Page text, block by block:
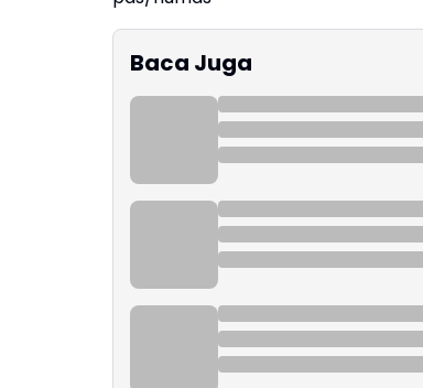
Baca Juga